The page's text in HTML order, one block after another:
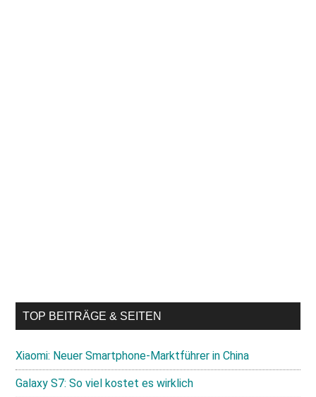
TOP BEITRÄGE & SEITEN
Xiaomi: Neuer Smartphone-Marktführer in China
Galaxy S7: So viel kostet es wirklich